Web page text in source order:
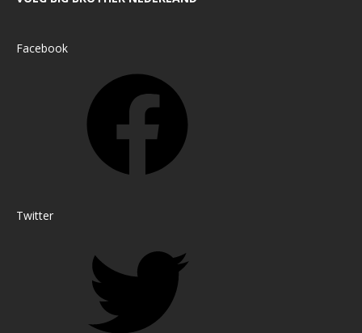
Facebook
Twitter